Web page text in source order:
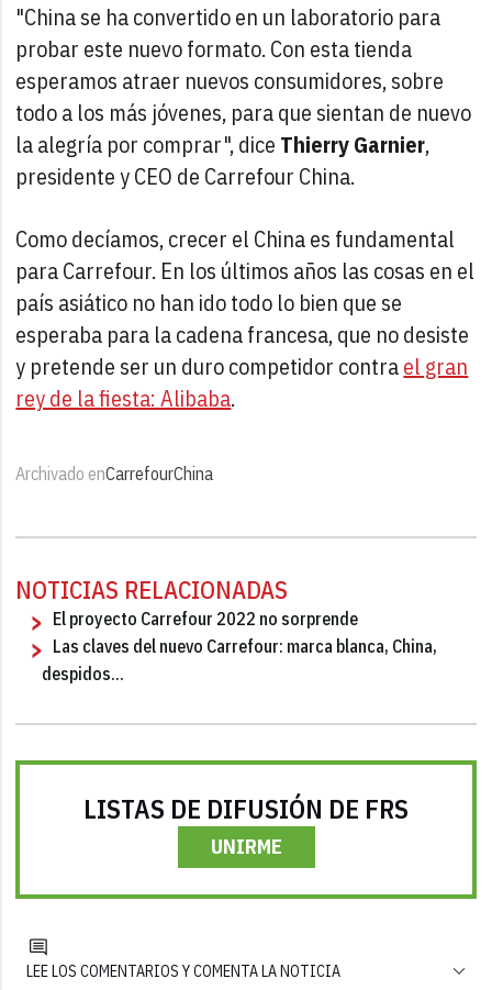
"China se ha convertido en un laboratorio para
probar este nuevo formato. Con esta tienda
esperamos atraer nuevos consumidores, sobre
todo a los más jóvenes, para que sientan de nuevo
la alegría por comprar", dice Thierry Garnier,
presidente y CEO de Carrefour China.
Como decíamos, crecer el China es fundamental
para Carrefour. En los últimos años las cosas en el
país asiático no han ido todo lo bien que se
esperaba para la cadena francesa, que no desiste
y pretende ser un duro competidor contrael gran
rey de la fiesta: Alibaba.
Archivado enCarrefourChina
NOTICIAS RELACIONADAS
El proyecto Carrefour 2022 no sorprende
Las claves del nuevo Carrefour: marca blanca, China,
despidos...
LISTAS DE DIFUSIÓN DE FRS
UNIRME
LEE LOS COMENTARIOS Y COMENTA LA NOTICIA